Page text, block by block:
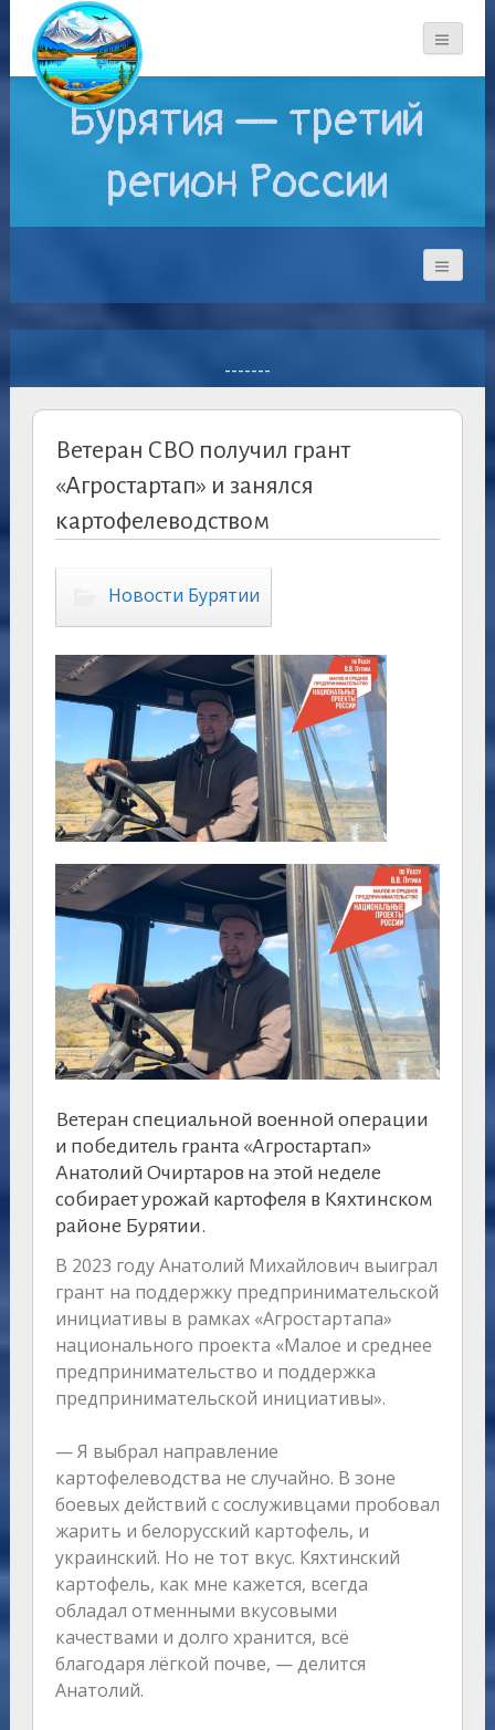
Бурятия — третий
регион России
-------
Ветеран СВО получил грант
«Агростартап» и занялся
картофелеводством
Новости Бурятии
Ветеран специальной военной операции
и победитель гранта «Агростартап»
Анатолий Очиртаров на этой неделе
собирает урожай картофеля в Кяхтинском
районе Бурятии.
В 2023 году Анатолий Михайлович выиграл
грант на поддержку предпринимательской
инициативы в рамках «Агростартапа»
национального проекта «Малое и среднее
предпринимательство и поддержка
предпринимательской инициативы».
— Я выбрал направление
картофелеводства не случайно. В зоне
боевых действий с сослуживцами пробовал
жарить и белорусский картофель, и
украинский. Но не тот вкус. Кяхтинский
картофель, как мне кажется, всегда
обладал отменными вкусовыми
качествами и долго хранится, всё
благодаря лёгкой почве, — делится
Анатолий.